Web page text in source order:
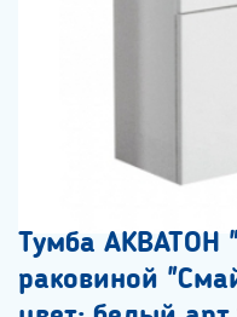
Тумба АКВАТОН
раковиной